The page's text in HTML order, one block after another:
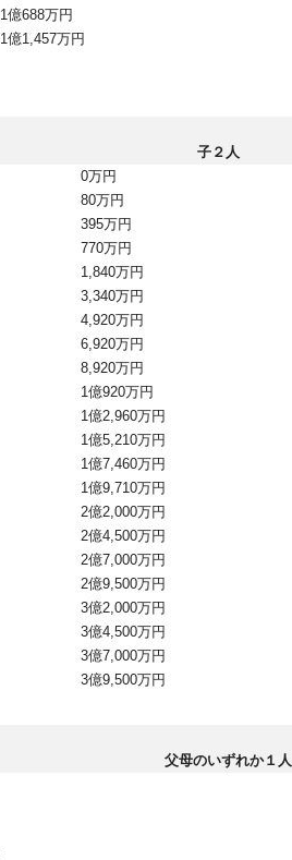
1億688万円
1億1,457万円
子２人
0万円
80万円
395万円
770万円
1,840万円
3,340万円
4,920万円
6,920万円
8,920万円
1億920万円
1億2,960万円
1億5,210万円
1億7,460万円
1億9,710万円
2億2,000万円
2億4,500万円
2億7,000万円
2億9,500万円
3億2,000万円
3億4,500万円
3億7,000万円
3億9,500万円
父母のいずれか１人